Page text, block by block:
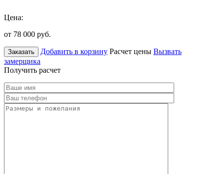
Цена:
от 78 000 руб.
Заказать Добавить в корзину Расчет цены Вызвать
замерщика
Получить расчет